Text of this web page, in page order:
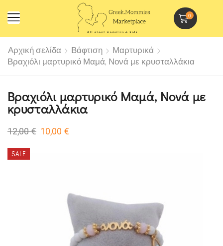
0
Αρχική σελίδα Βάφτιση
Μαρτυρικά
Βραχιόλι μαρτυρικό Μαμά, Νονά με κρυσταλλάκια
Βραχιόλι μαρτυρικό Μαμά, Νονά με
κρυσταλλάκια
12,00€ 10,00 €
SALE